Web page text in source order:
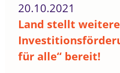
20.10.2021
Land stellt
für alle“ bereit!